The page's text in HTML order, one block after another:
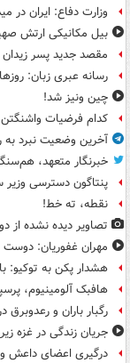
وزارت دفاع: ایران در
بیل مکانیکی ارتش
مقصد جدید پسر زیدان
رسانه عبری زبان:
چین ونیز شد!
کدام فرضیات واشنگتن
آخرین وضعیت نبرد
خبرنگار متعهد،
پنتاگون دسترسی وزیر
نقطه، ته خط!
تصاویر دیده‌ نشده از
مهران غفوریان:
هشدار پکن به توکیو:
هافبک آلومینیوم،
رگبار باران و رعدوبرق
جریان زندگی در غزه
درگیری اعضای داعش